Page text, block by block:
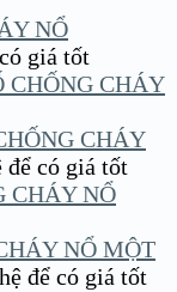
NỔ
giá tốt
CHÁY
có giá tốt
NỔ MỘT
để có giá tốt